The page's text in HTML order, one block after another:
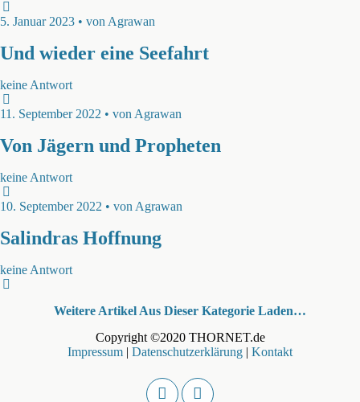
5. Januar 2023 • von Agrawan
Und wieder eine Seefahrt
keine Antwort
11. September 2022 • von Agrawan
Von Jägern und Propheten
keine Antwort
10. September 2022 • von Agrawan
Salindras Hoffnung
keine Antwort
Weitere Artikel Aus Dieser Kategorie Laden…
Copyright ©2020 THORNET.de
Impressum | Datenschutzerklärung | Kontakt